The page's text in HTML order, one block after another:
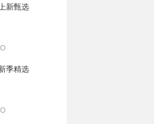
新甄选
季精选